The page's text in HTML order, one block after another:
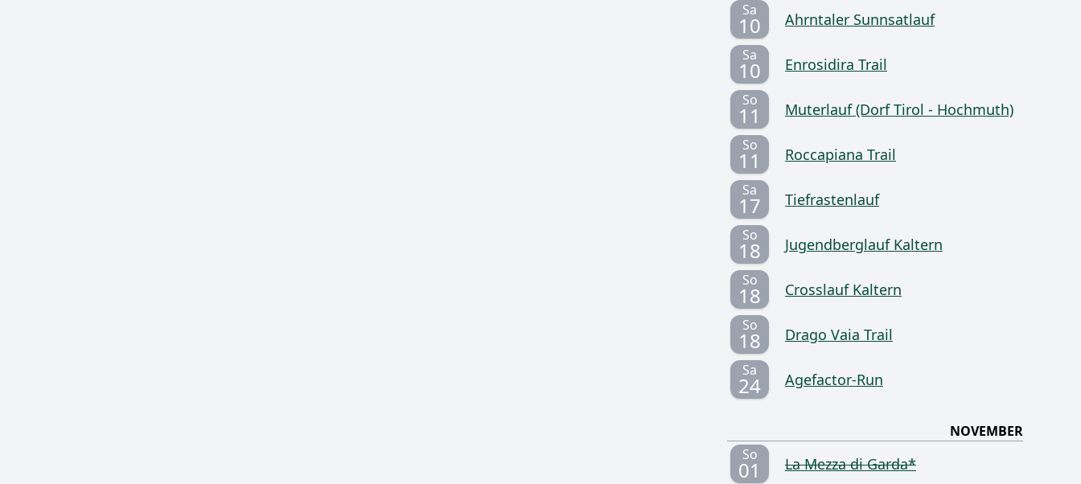
Sa
10 Ahrntaler Sunnsatlauf
Sa
10 Enrosidira Trail
So
11 Muterlauf (Dorf Tirol - Hochmuth)
So
11 Roccapiana Trail
Sa
17 Tiefrastenlauf
So
18 Jugendberglauf Kaltern
So
18 Crosslauf Kaltern
So
18 Drago Vaia Trail
Sa
24 Agefactor-Run
NOVEMBER
So
01 La Mezza di Garda*